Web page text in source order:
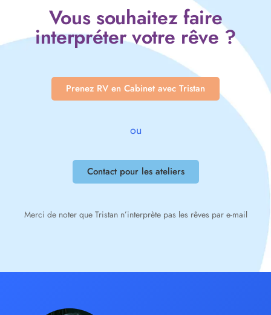
Vous souhaitez faire
interpréter votre rêve ?
Prenez RV en Cabinet avec Tristan
ou
Contact pour les ateliers
Merci de noter que Tristan n’interprète pas les rêves par e-mail